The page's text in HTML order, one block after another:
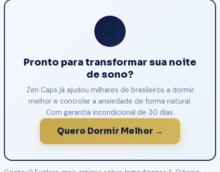
Pronto para transformar sua noite
de sono?
Zen Caps já ajudou milhares de brasileiros a dormir
melhor e controlar a ansiedade de forma natural.
Com garantia incondicional de 30 dias.
Quero Dormir Melhor →